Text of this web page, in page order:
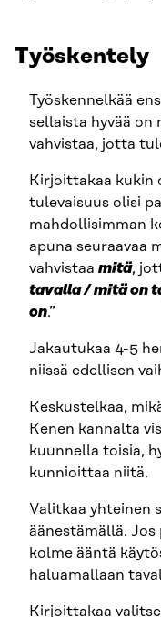
Työskentely
Työskennelkää
sellaista hyvää on
vahvistaa, jotta
Kirjoittakaa kukin
tulevaisuus olisi
mahdollisimman
apuna seuraavaa
vahvistaa mitä,
tavalla / mitä on
on.”
Jakautukaa 4-5
niissä edellisen
Keskustelkaa,
Kenen kannalta
kuunnella toisia,
kunnioittaa niitä.
Valitkaa yhteinen
äänestämällä.
kolme ääntä
haluamallaan
Kirjoittakaa